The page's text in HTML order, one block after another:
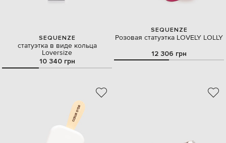
SEQUENZE
статуэтка в виде кольца
Loversize
10 340 грн
SEQUENZE
Розовая статуэтка LOVELY LOLLY
12 306 грн